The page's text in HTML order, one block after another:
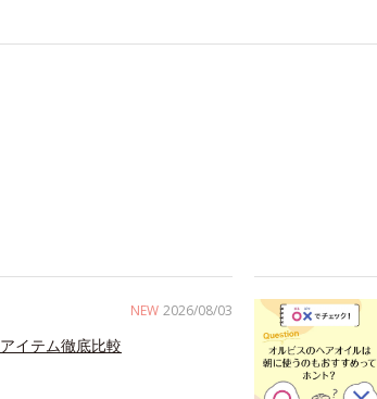
NEW 2026/08/03
イテム徹底比較